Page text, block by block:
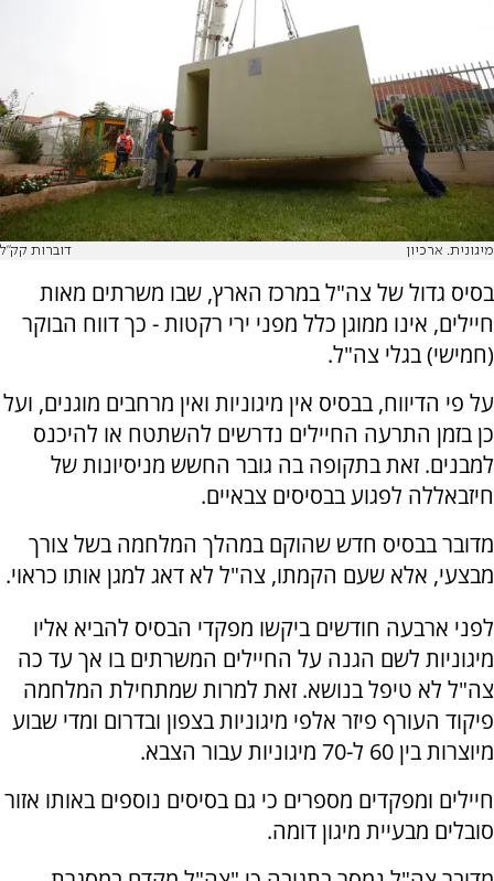
מיגונית. ארכיון דוברות קק"ל
בסיס גדול של צה"ל במרכז הארץ, שבו משרתים מאות
חיילים, אינו ממוגן כלל מפני ירי רקטות - כך דווח הבוקר
(חמישי) בגלי צה"ל.
על פי הדיווח, בבסיס אין מיגוניות ואין מרחבים מוגנים, ועל
כן בזמן התרעה החיילים נדרשים להשתטח או להיכנס
למבנים. זאת בתקופה בה גובר החשש מניסיונות של
חיזבאללה לפגוע בבסיסים צבאיים.
מדובר בבסיס חדש שהוקם במהלך המלחמה בשל צורך
מבצעי, אלא שעם הקמתו, צה"ל לא דאג למגן אותו כראוי.
לפני ארבעה חודשים ביקשו מפקדי הבסיס להביא אליו
מיגוניות לשם הגנה על החיילים המשרתים בו אך עד כה
צה"ל לא טיפל בנושא. זאת למרות שמתחילת המלחמה
פיקוד העורף פיזר אלפי מיגוניות בצפון ובדרום ומדי שבוע
מיוצרות בין 60 ל-70 מיגוניות עבור הצבא.
חיילים ומפקדים מספרים כי גם בסיסים נוספים באותו אזור
סובלים מבעיית מיגון דומה.